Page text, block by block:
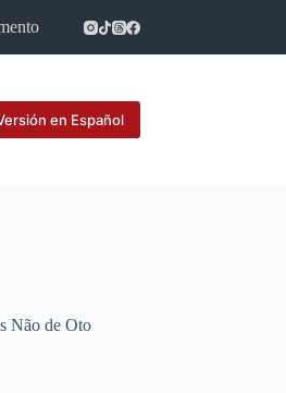
Parcerias
en Español